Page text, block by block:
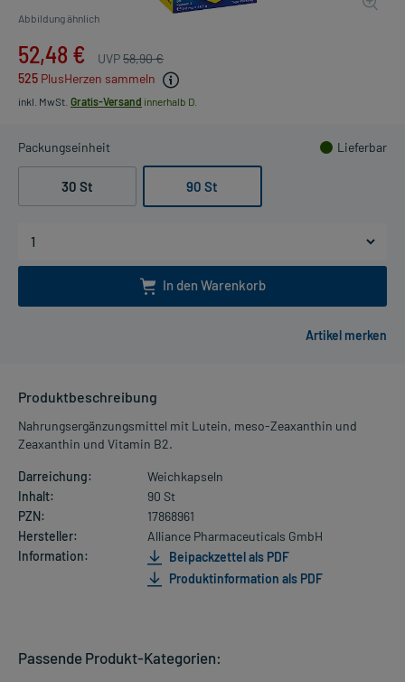
Abbildung ähnlich
52,48 € UVP58,90 €
525 PlusHerzen sammeln
inkl. MwSt. Gratis-Versand innerhalb D.
Packungseinheit Lieferbar
30 St 90 St
In den Warenkorb
Produktbeschreibung
Nahrungsergänzungsmittel mit Lutein, meso-Zeaxanthin und
Zeaxanthin und Vitamin B2.
Darreichung:
Weichkapseln
Inhalt:
90 St
PZN:
17868961
Hersteller:
Alliance Pharmaceuticals GmbH
Information:
Beipackzettel als PDF
Produktinformation als PDF
Passende Produkt-Kategorien: